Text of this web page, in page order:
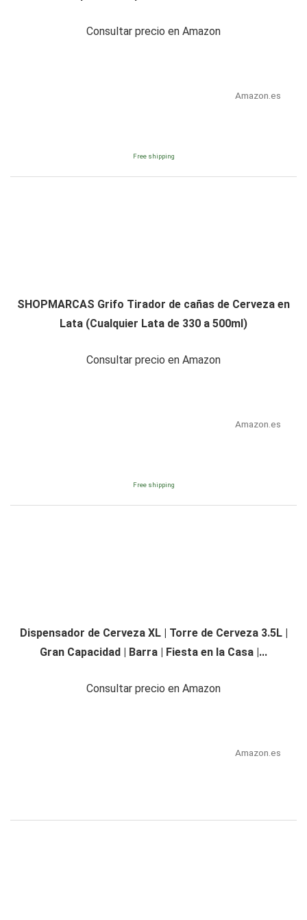
Consultar precio en Amazon
Amazon.es
Free shipping
SHOPMARCAS Grifo Tirador de cañas de Cerveza en
Lata (Cualquier Lata de 330 a 500ml)
Consultar precio en Amazon
Amazon.es
Free shipping
Dispensador de Cerveza XL | Torre de Cerveza 3.5L |
Gran Capacidad | Barra | Fiesta en la Casa |...
Consultar precio en Amazon
Amazon.es